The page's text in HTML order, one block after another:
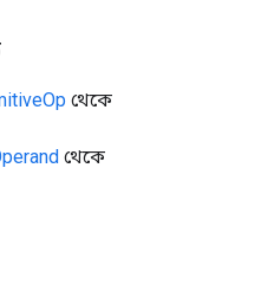
থেকে
থেকে